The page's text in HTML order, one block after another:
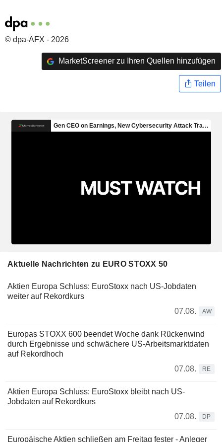
© dpa-AFX - 2026
MarketScreener zu Ihren Quellen hinzufügen
Teilen
Aktuelle Nachrichten zu EURO STOXX 50
Aktien Europa Schluss: EuroStoxx nach US-Jobdaten
weiter auf Rekordkurs
07.08.
AW
Europas STOXX 600 beendet Woche dank Rückenwind
durch Ergebnisse und schwächere US-Arbeitsmarktdaten
auf Rekordhoch
07.08.
RE
Aktien Europa Schluss: EuroStoxx bleibt nach US-
Jobdaten auf Rekordkurs
07.08.
DP
Europäische Aktien schließen am Freitag fester - Anleger